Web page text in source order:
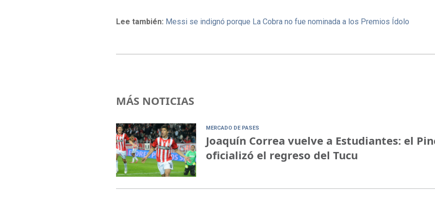
Lee también: Messi se indignó porque La Cobra no fue nominada a los Premios Ídolo
MÁS NOTICIAS
MERCADO DE PASES
Joaquín Correa vuelve a Estudiantes: el
oficializó el regreso del Tucu